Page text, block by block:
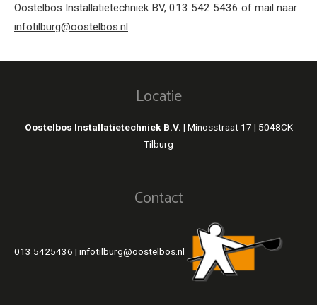
Oostelbos Installatietechniek BV, 013 542 5436 of mail naar
infotilburg@oostelbos.nl.
Locatie
Oostelbos Installatietechniek B.V. | Minosstraat 17 | 5048CK
Tilburg
Contact
013 5425436 | infotilburg@oostelbos.nl